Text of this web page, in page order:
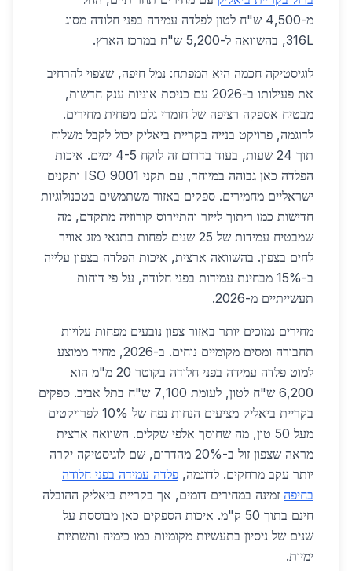
מ-4,500 ש"ח לטון לפלדה עמידה בפני חלודה מסוג
316L, בהשוואה ל-5,200 ש"ח במרכז הארץ.
לוגיסטיקה חכמה היא המפתח: נמל חיפה, שצפוי להרחיב
את פעילותו ב-2026 עם כניסת אוניות ענק חדשות,
מבטיח אספקה רציפה של חומרי גלם מפחית מחירים.
לדוגמה, פרויקט בנייה בקריית ביאליק יכול לקבל משלוח
תוך 24 שעות, בעוד בדרום זה לוקח 4-5 ימים. איכות
הפלדה כאן גבוהה במיוחד, עם תקני ISO 9001 ותקנים
ישראליים מחמירים. ספקים באזור משתמשים בטכנולוגיות
חדישות כמו ריתוך לייזר והתיירוס קורוזיה מתקדם, מה
שמבטיח עמידות של 25 שנים לפחות בתנאי מזג אוויר
לחים בצפון. בהשוואה ארצית, איכות הפלדה בצפון עלייה
ב-15% מבחינת עמידות בפני חלודה, על פי דוחות
תעשייתיים מ-2026.
מחירים נמוכים יותר באזור צפון נובעים מפחות עלויות
תחבורה ומסים מקומיים נוחים. ב-2026, מחיר ממוצע
למוט פלדה עמידה בפני חלודה בקוטר 20 מ"מ הוא
6,200 ש"ח לטון, לעומת 7,100 ש"ח בתל אביב. ספקים
בקריית ביאליק מציעים הנחות נפח של 10% לפרויקטים
מעל 50 טון, מה שחוסך אלפי שקלים. השוואה ארצית
מראה שצפון זול ב-20% מהדרום, שם לוגיסטיקה יקרה
יותר עקב מרחקים. לדוגמה, פלדה עמידה בפני חלודה
בחיפה זמינה במחירים דומים, אך בקריית ביאליק ההובלה
חינם בתוך 50 ק"מ. איכות הספקים כאן מבוססת על
שנים של ניסיון בתעשיות מקומיות כמו כימיה ותשתיות
ימיות.